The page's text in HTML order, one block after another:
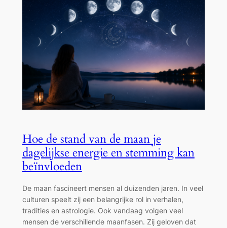
Hoe de stand van de maan je
dagelijkse energie en stemming kan
beïnvloeden
De maan fascineert mensen al duizenden jaren. In veel
culturen speelt zij een belangrijke rol in verhalen,
tradities en astrologie. Ook vandaag volgen veel
mensen de verschillende maanfasen. Zij geloven dat